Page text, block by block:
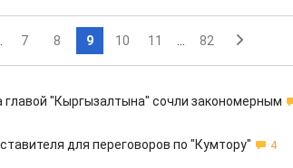
7 8 9 10 11 82
главой "Кыргызалтына" сочли закономерным
для переговоров по "Кумтору" 4